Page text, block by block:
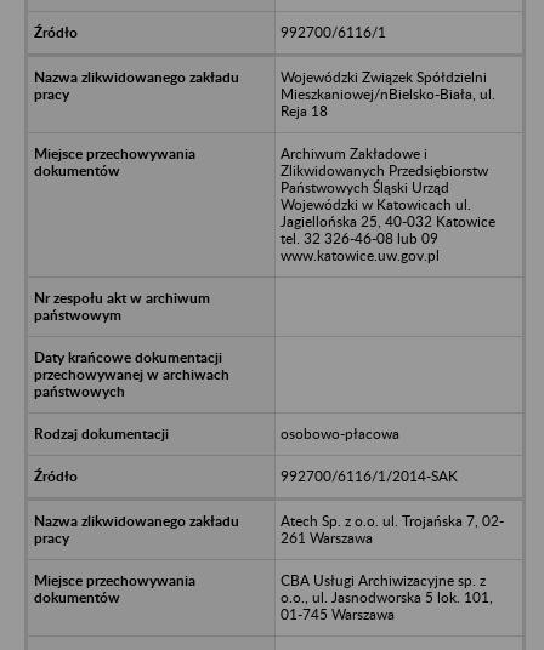
992700/6116/1
Wojewódzki Związek Spółdzielni
Mieszkaniowej/nBielsko-Biała, ul.
Reja 18
Archiwum Zakładowe i
Zlikwidowanych Przedsiębiorstw
Państwowych Śląski Urząd
Wojewódzki w Katowicach ul.
Jagiellońska 25, 40-032 Katowice
tel. 32 326-46-08 lub 09
www.katowice.uw.gov.pl
osobowo-płacowa
992700/6116/1/2014-SAK
Atech Sp. z o.o. ul. Trojańska 7, 02-
261 Warszawa
CBA Usługi Archiwizacyjne sp. z
o.o., ul. Jasnodworska 5 lok. 101,
01-745 Warszawa